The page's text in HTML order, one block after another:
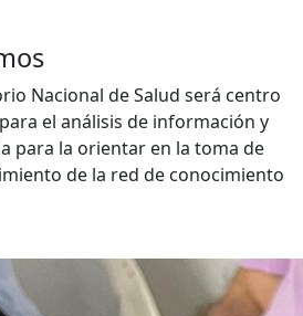
Nacional de Salud será centro
el análisis de información y
para la orientar en la toma de
de la red de conocimiento